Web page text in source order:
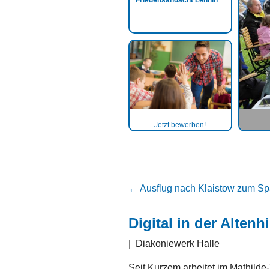
Jetzt bewerben!
← Ausflug nach Klaistow zum
Digital in der
Diakoniewerk Halle